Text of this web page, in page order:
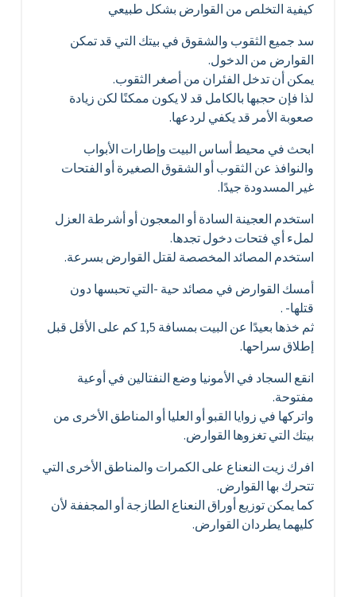
كيفية التخلص من القوارض بشكل طبيعي
سد جميع الثقوب والشقوق في بيتك التي قد تمكن
القوارض من الدخول.
يمكن أن تدخل الفئران من أصغر الثقوب.
لذا فإن حجبها بالكامل قد لا يكون ممكنًا لكن زيادة
صعوبة الأمر قد يكفي لردعها.
ابحث في محيط أساس البيت وإطارات الأبواب
والنوافذ عن الثقوب أو الشقوق الصغيرة أو الفتحات
غير المسدودة جيدًا.
استخدم العجينة السادة أو المعجون أو أشرطة العزل
لملء أي فتحات دخول تجدها.
استخدم المصائد المخصصة لقتل القوارض بسرعة.
أمسك القوارض في مصائد حية -التي تحبسها دون
قتلها- .
ثم خذها بعيدًا عن البيت بمسافة 1,5 كم على الأقل قبل
إطلاق سراحها.
انقع السجاد في الأمونيا وضع النفتالين في أوعية
مفتوحة.
واتركها في زوايا القبو أو العليا أو المناطق الأخرى من
بيتك التي تغزوها القوارض.
افرك زيت النعناع على الكمرات والمناطق الأخرى التي
تتحرك بها القوارض.
كما يمكن توزيع أوراق النعناع الطازجة أو المجففة لأن
كليهما يطردان القوارض.